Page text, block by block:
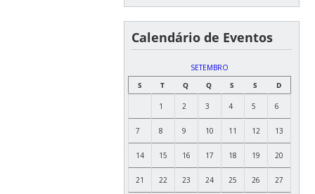
Calendário de Eventos
SETEMBRO
S
T Q Q S S D
1 2 3 4 5 6
7 8 9 10 11 12 13
14 15 16 17 18 19 20
21 22 23 24 25 26 27